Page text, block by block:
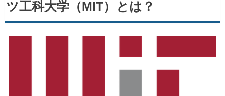
ツ工科大学（MIT）とは？